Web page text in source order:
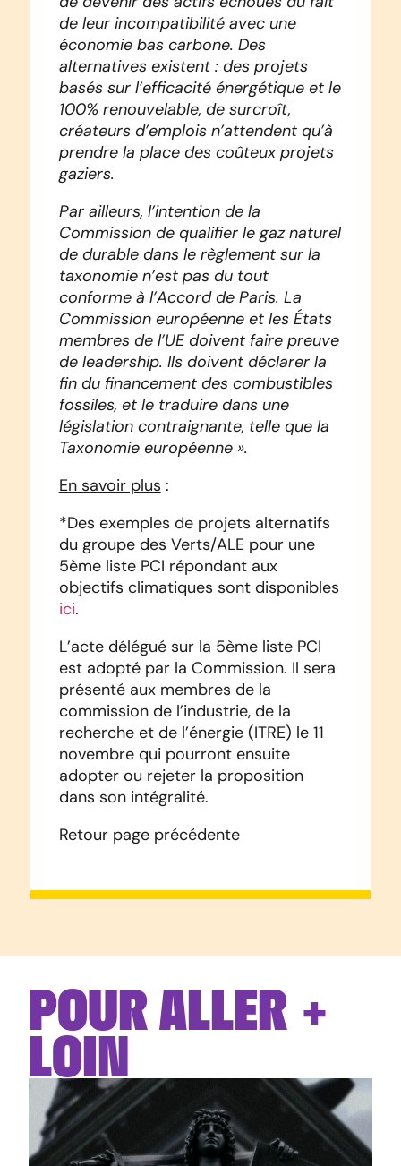
de leur incompatibilité avec une
économie bas carbone. Des
alternatives existent : des projets
basés sur l’efficacité énergétique et le
100% renouvelable, de surcroît,
créateurs d’emplois n’attendent qu’à
prendre la place des coûteux projets
gaziers.
Par ailleurs, l’intention de la
Commission de qualifier le gaz naturel
de durable dans le règlement sur la
taxonomie n’est pas du tout
conforme à l’Accord de Paris. La
Commission européenne et les États
membres de l’UE doivent faire preuve
de leadership. Ils doivent déclarer la
fin du financement des combustibles
fossiles, et le traduire dans une
législation contraignante, telle que la
Taxonomie européenne ».
En savoir plus :
*Des exemples de projets alternatifs
du groupe des Verts/ALE pour une
5ème liste PCI répondant aux
objectifs climatiques sont disponibles
ici.
L’acte délégué sur la 5ème liste PCI
est adopté par la Commission. Il sera
présenté aux membres de la
commission de l’industrie, de la
recherche et de l’énergie (ITRE) le 11
novembre qui pourront ensuite
adopter ou rejeter la proposition
dans son intégralité.
Retour page précédente
POUR ALLER +
LOIN